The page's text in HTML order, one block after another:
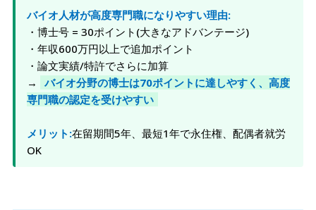
バイオ人材が高度専門職になりやすい理由:
・博士号 = 30ポイント(大きなアドバンテージ)
・年収600万円以上で追加ポイント
・論文実績/特許でさらに加算
→
バイオ分野の博士は70ポイントに達しやすく、高度
専門職の認定を受けやすい
メリット:在留期間5年、最短1年で永住権、配偶者就労
OK